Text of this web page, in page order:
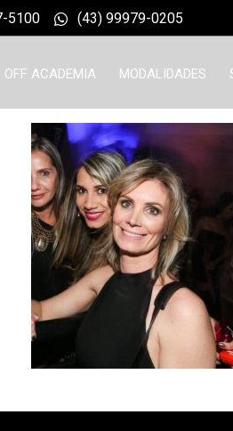
5100 (43) 99979-0205
OFF ACADEMIA MODALIDADES